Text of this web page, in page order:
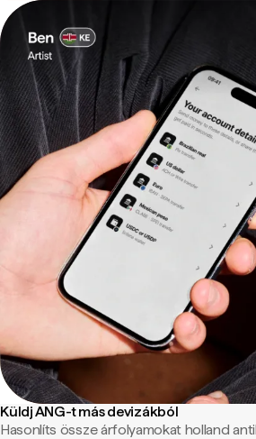
Küldj ANG-t más devizákból
Hasonlíts össze árfolyamokat holland